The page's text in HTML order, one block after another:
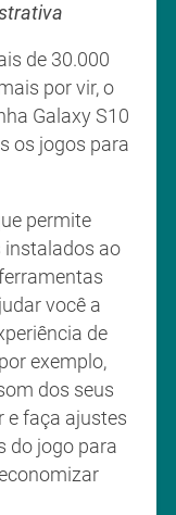
de 30.000
por vir, o
Galaxy S10
os jogos para
permite
instalados ao
você a
de
exemplo,
dos seus
e faça ajustes
do jogo para